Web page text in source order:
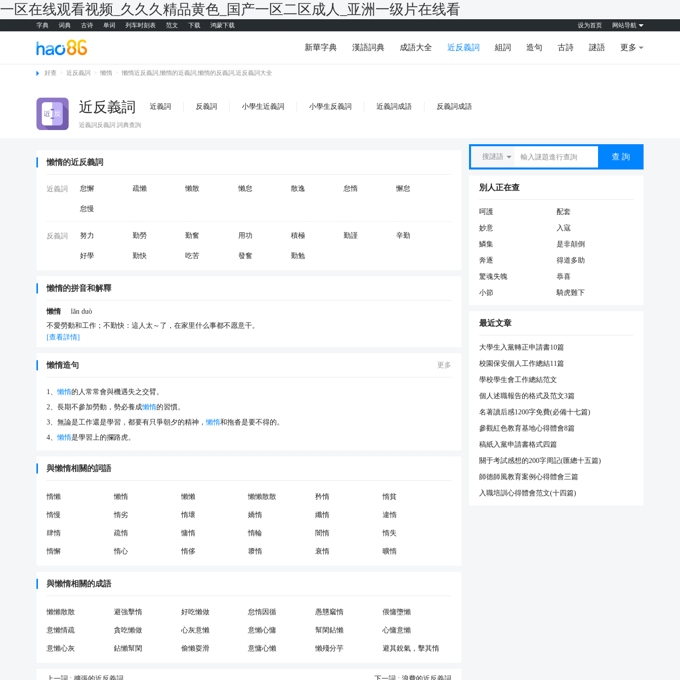
一区在线观看视频_久久久精品黄色_国产一区二区成人_亚洲一级片在线看
字典 词典 古诗 单词 列车时刻表 范文 下载 鸿蒙下载 设为首页 网站导航
新華字典 漢語詞典 成語大全 近反義詞 組詞 造句 古詩 謎語 更多
好查 > 近反義詞 > 懶惰 > 懶惰近反義詞,懶惰的近義詞,懶惰的反義詞,近反義詞大全
近反義詞 近義詞 反義詞 小學生近義詞 小學生反義詞 近義詞成語 反義詞成語
近義詞反義詞 詞典查詢
懶惰的近反義詞
近義詞 怠懈 疏懶 懶散 懶怠 散逸 怠惰 懈怠
怠慢
反義詞 努力 勤勞 勤奮 用功 積極 勤謹 辛勤
好學 勤快 吃苦 發奮 勤勉
懶惰的拼音和解釋
懶惰
lǎn duò
不愛勞動和工作；不勤快：這人太～了，在家里什么事都不愿意干。
[查看詳情]
懶惰造句 更多
1、懶惰的人常常會與機遇失之交臂。
2、長期不參加勞動，勢必養成懶惰的習慣。
3、無論是工作還是學習，都要有只爭朝夕的精神，懶惰和拖沓是要不得的。
4、懶惰是學習上的攔路虎。
與懶惰相關的詞語
惰懶 懶惰 懶懶 懶懶散散 矜惰 惰貧
惰慢 惰劣 惰壞 嬌惰 纖惰 違惰
肆惰 疏惰 慵惰 惰輪 闇惰 惰失
惰懈 惰心 惰侈 隳惰 衰惰 曠惰
與懶惰相關的成語
懶懶散散 避強擊惰 好吃懶做 怠惰因循 愚戇窳惰 偎慵墮懶
意懶情疏 貪吃懶做 心灰意懶 意懶心慵 幫閑鉆懶 心慵意懶
意懶心灰 鉆懶幫閑 偷懶耍滑 意慵心懶 懶殘分芋
避其銳氣，擊其惰
搜謎語 查 詢
別人正在查
呵護 配套
妙意 入寇
鱗集 是非顛倒
奔逐 得道多助
驚魂失魄 恭喜
小節 騎虎難下
最近文章
大學生入黨轉正申請書10篇
校園保安個人工作總結11篇
學校學生會工作總結范文
個人述職報告的格式及范文3篇
名著讀后感1200字免費(必備十七篇)
參觀紅色教育基地心得體會8篇
稿紙入黨申請書格式四篇
關于考試感想的200字周記(匯總十五篇)
師德師風教育案例心得體會三篇
入職培訓心得體會范文(十四篇)